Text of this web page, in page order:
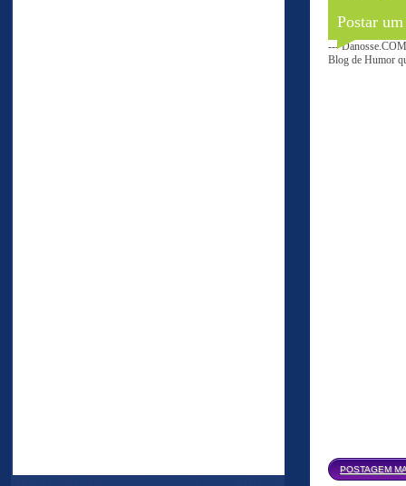
Postar
---
Blog de Humor
POSTAGEM